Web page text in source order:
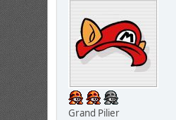
Grand Pilier